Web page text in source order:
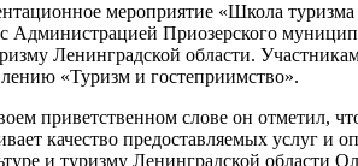
мероприятие «Школа туризма
Администрацией Приозерского
Ленинградской области.
«Туризм и гостеприимство».
приветственном слове он отметил,
качество предоставляемых услуг и
и туризму Ленинградской области